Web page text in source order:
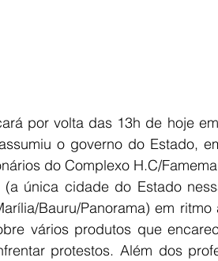
por volta das 13h de hoje
o governo do Estado,
do Complexo H.C/
única cidade do Estado
Bauru/Panorama) em
vários produtos que
protestos. Além dos